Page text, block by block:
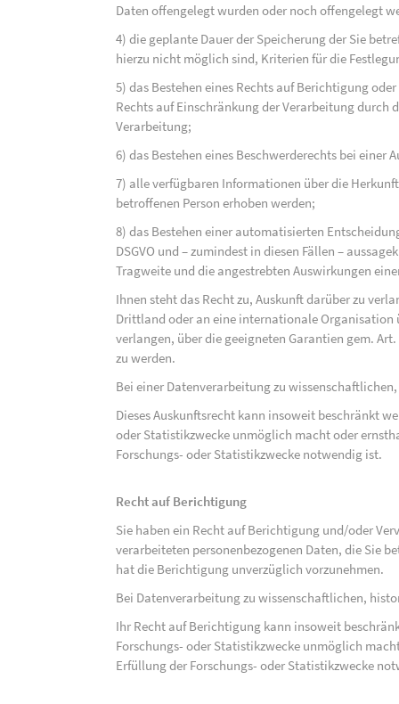
Daten offengelegt wurden oder noch offengelegt
4) die geplante Dauer der Speicherung der Sie
hierzu nicht möglich sind, Kriterien für die
5) das Bestehen eines Rechts auf Berichtigung
Rechts auf Einschränkung der Verarbeitung durch
Verarbeitung;
6) das Bestehen eines Beschwerderechts bei einer
7) alle verfügbaren Informationen über die
betroffenen Person erhoben werden;
8) das Bestehen einer automatisierten
DSGVO und – zumindest in diesen Fällen –
Tragweite und die angestrebten Auswirkungen
Ihnen steht das Recht zu, Auskunft darüber zu
Drittland oder an eine internationale Organisation
verlangen, über die geeigneten Garantien gem.
zu werden.
Bei einer Datenverarbeitung zu
Dieses Auskunftsrecht kann insoweit beschränkt
oder Statistikzwecke unmöglich macht oder
Forschungs- oder Statistikzwecke notwendig ist.
Recht auf Berichtigung
Sie haben ein Recht auf Berichtigung und/oder
verarbeiteten personenbezogenen Daten, die Sie
hat die Berichtigung unverzüglich vorzunehmen.
Bei Datenverarbeitung zu wissenschaftlichen,
Ihr Recht auf Berichtigung kann insoweit
Forschungs- oder Statistikzwecke unmöglich
Erfüllung der Forschungs- oder Statistikzwecke